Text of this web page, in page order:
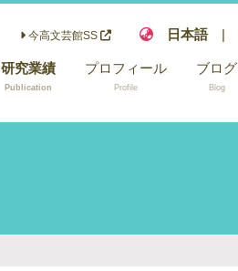
今高文芸館SS 日本語 |
研究業績
Publication
プロフィール
Profile
ブログ
Blog